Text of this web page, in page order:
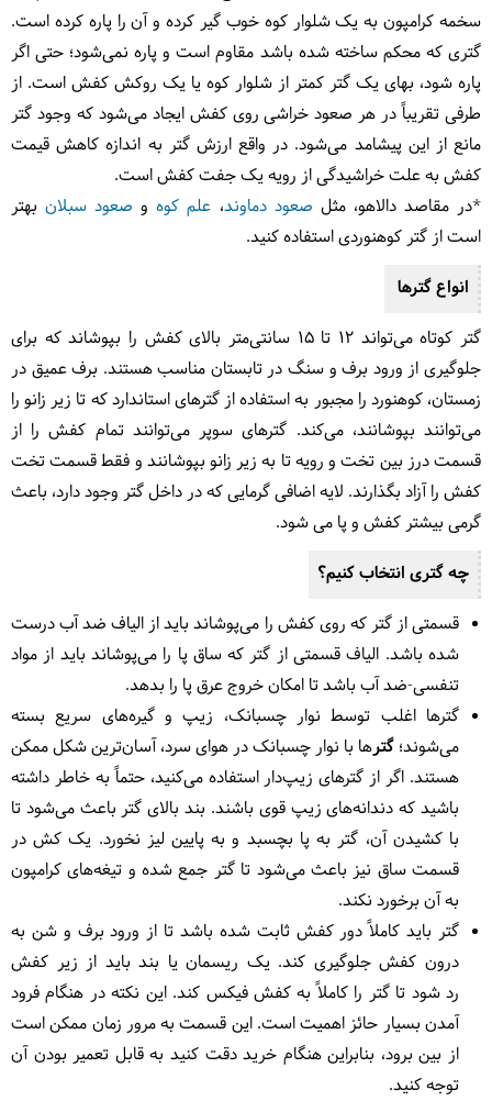
سخمه کرامپون به یک شلوار کوه خوب گیر کرده و آن را پاره کرده است.
گتری که محکم ساخته شده باشد مقاوم است و پاره نمی‌شود؛ حتی اگر
پاره شود، بهای یک گتر کمتر از شلوار کوه یا یک روکش کفش است. از
طرفی تقریباً در هر صعود خراشی روی کفش ایجاد می‌شود که وجود گتر
مانع از این پیشامد می‌شود. در واقع ارزش گتر به اندازه کاهش قیمت
کفش به علت خراشیدگی از رویه یک جفت کفش است.
*در مقاصد دالاهو، مثل صعود دماوند، علم کوهو صعود سبلانبهتر
است از گتر کوهنوردی استفاده کنید.
انواع گترها
گتر کوتاه می‌تواند 12 تا 15 سانتی‌متر بالای کفش را بپوشاند که برای
جلوگیری از ورود برف و سنگ در تابستان مناسب هستند. برف عمیق در
زمستان، کوهنورد را مجبور به استفاده از گترهای استاندارد که تا زیر زانو را
می‌توانند بپوشانند، می‌کند. گترهای سوپر می‌توانند تمام کفش را از
قسمت درز بین تخت و رویه تا به زیر زانو بپوشانند و فقط قسمت تخت
کفش را آزاد بگذارند. لایه اضافی گرمایی که در داخل گتر وجود دارد، باعث
گرمی بیشتر کفش و پا می شود.
چه گتری انتخاب کنیم؟
قسمتی از گتر که روی کفش را می‌پوشاند باید از الیاف ضد آب درست
شده باشد. الیاف قسمتی از گتر که ساق پا را می‌پوشاند باید از مواد
تنفسی-ضد آب باشد تا امکان خروج عرق پا را بدهد.
گترها اغلب توسط نوار چسبانک، زیپ و گیره‌های سریع بسته
می‌شوند؛ گترها با نوار چسبانک در هوای سرد، آسان‌ترین شکل ممکن
هستند. اگر از گترهای زیپ‌دار استفاده می‌کنید، حتماً به خاطر داشته
باشید که دندانه‌های زیپ قوی باشند. بند بالای گتر باعث می‌شود تا
با کشیدن آن، گتر به پا بچسبد و به پایین لیز نخورد. یک کش در
قسمت ساق نیز باعث می‌شود تا گتر جمع شده و تیغه‌های کرامپون
به آن برخورد نکند.
گتر باید کاملاً دور کفش ثابت شده باشد تا از ورود برف و شن به
درون کفش جلوگیری کند. یک ریسمان یا بند باید از زیر کفش
رد شود تا گتر را کاملاً به کفش فیکس کند. این نکته در هنگام فرود
آمدن بسیار حائز اهمیت است. این قسمت به مرور زمان ممکن است
از بین برود، بنابراین هنگام خرید دقت کنید به قابل تعمیر بودن آن
توجه کنید.